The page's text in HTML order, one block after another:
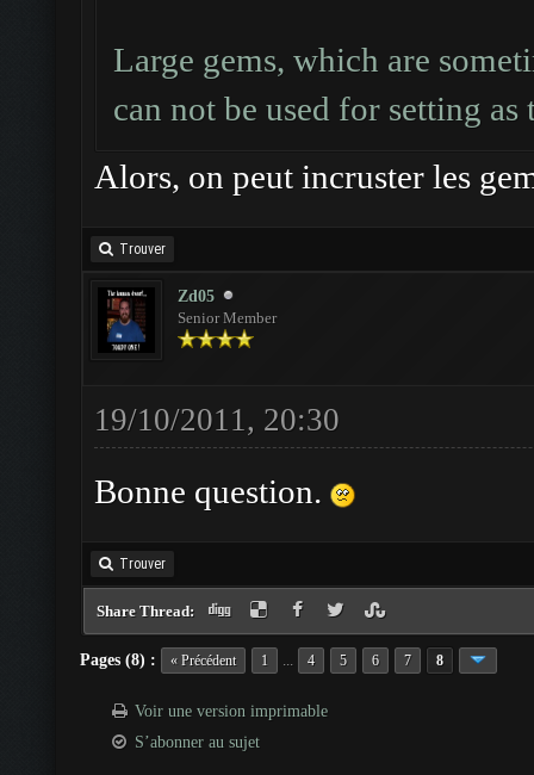
Large gems, which are
can not be used for setting
Alors, on peut incruster les
Trouver
Zd05
Senior Member
19/10/2011, 20:30
Bonne question.
Trouver
Share Thread:
Pages (8) : « Précédent 1 ... 4 5 6 7 8
Voir une version imprimable
S’abonner au sujet